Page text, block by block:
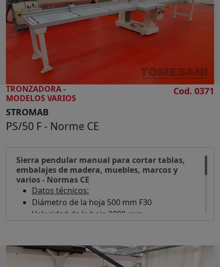
TRONZADORA -
MODELOS VARIOS
STROMAB
PS/50 F - Norme CE
Cod. 0371
Sierra pendular manual para cortar tablas,
embalajes de madera, muebles, marcos y
varios - Normas CE
Datos técnicos:
Diámetro de la hoja 500 mm F30
Velocidad de la hoja 2800 rpm
Profundidad de corte 145 mm
Avance manual